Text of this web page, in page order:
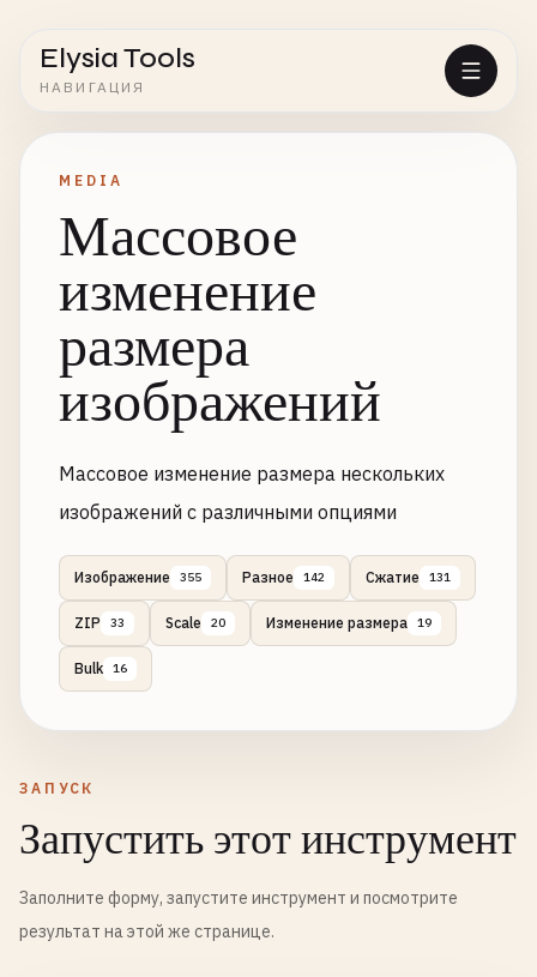
Elysia Tools
НАВИГАЦИЯ
MEDIA
Массовое
изменение
размера
изображений
Массовое изменение размера нескольких
изображений с различными опциями
Изображение 355 Разное 142 Сжатие 131
ZIP 33 Scale 20 Изменение размера 19
Bulk 16
ЗАПУСК
Запустить этот инструмент
Заполните форму, запустите инструмент и посмотрите
результат на этой же странице.